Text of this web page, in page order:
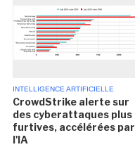
INTELLIGENCE ARTIFICIELLE
CrowdStrike alerte sur
des cyberattaques plus
furtives, accélérées par
l'IA